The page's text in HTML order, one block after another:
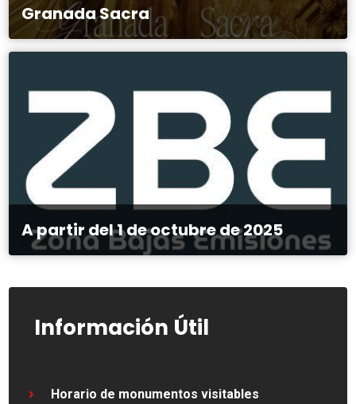
Granada Sacra
A partir del 1 de octubre de 2025
Información Útil
Horario de monumentos visitables